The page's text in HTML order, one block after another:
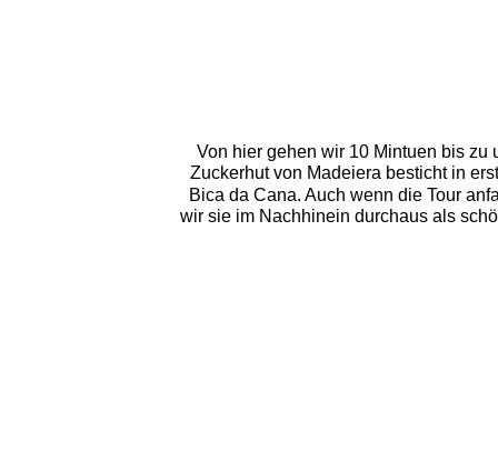
Von hier gehen wir 10 Mintuen bis
Zuckerhut von Madeiera besticht in
Bica da Cana. Auch wenn die Tour
wir sie im Nachhinein durchaus als